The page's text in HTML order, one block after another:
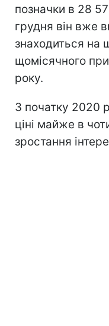
позначки в 28
грудня він вже
знаходиться на
щомісячного
року.
З початку 2020
ціні майже в
зростання